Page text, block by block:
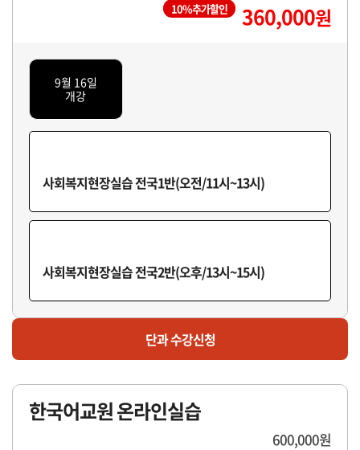
사회복지현장실습E반(오후/15시~17시)
마감
마감
10%추가할인 360,000원
9월 16일
개강
사회복지현장실습 전국1반(오전/11시~13시)
사회복지현장실습 전국2반(오후/13시~15시)
단과 수강신청
한국어교원 온라인실습
600,000원